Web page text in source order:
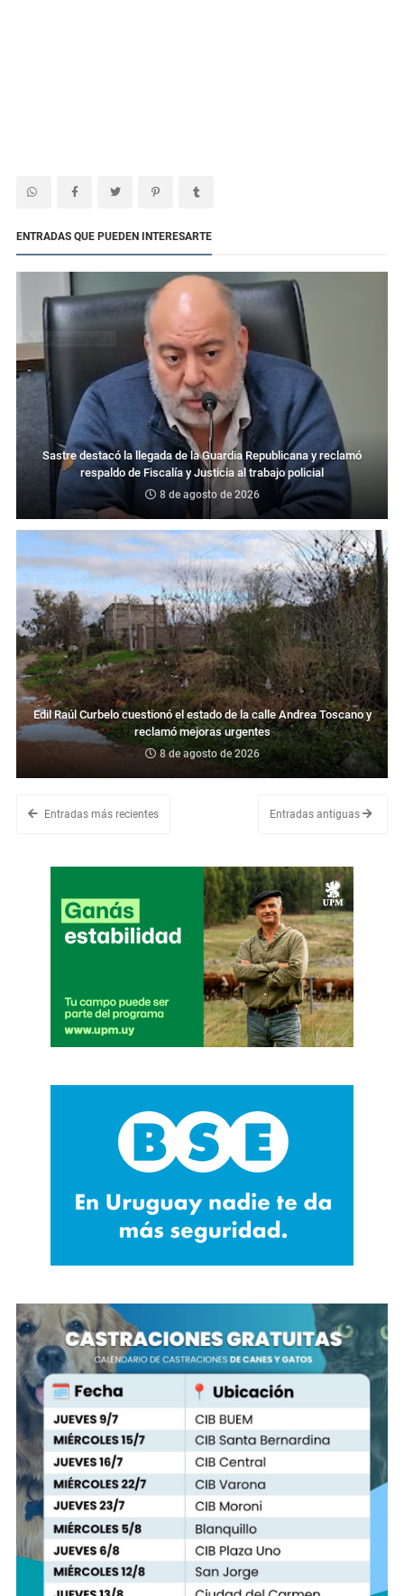
ENTRADAS QUE PUEDEN INTERESARTE
Sastre destacó la llegada de la Guardia Republicana y reclamó
respaldo de Fiscalía y Justicia al trabajo policial
8 de agosto de 2026
Edil Raúl Curbelo cuestionó el estado de la calle Andrea Toscano y
reclamó mejoras urgentes
8 de agosto de 2026
Entradas más recientes Entradas antiguas